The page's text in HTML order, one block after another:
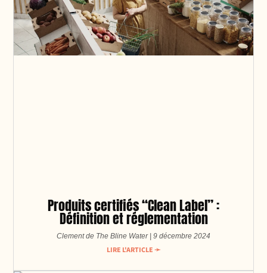
Produits certifiés “Clean Label” :
Définition et réglementation
Clement de The Bline Water 9 décembre 2024
LIRE L'ARTICLE ➛